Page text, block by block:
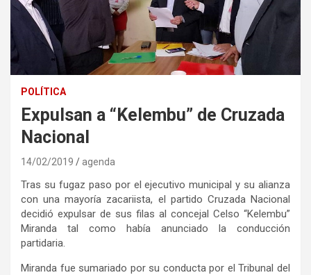
POLÍTICA
Expulsan a “Kelembu” de Cruzada
Nacional
14/02/2019 agenda
Tras su fugaz paso por el ejecutivo municipal y su alianza
con una mayoría zacariista, el partido Cruzada Nacional
decidió expulsar de sus filas al concejal Celso “Kelembu”
Miranda tal como había anunciado la conducción
partidaria.
Miranda fue sumariado por su conducta por el Tribunal del